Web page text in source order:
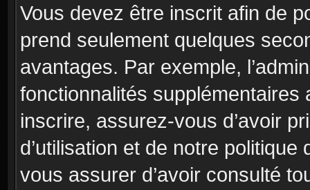
Vous devez être inscrit afin de
prend seulement quelques
avantages. Par exemple,
fonctionnalités
inscrire, assurez-vous d’avoir
d’utilisation et de notre
vous assurer d’avoir consulté